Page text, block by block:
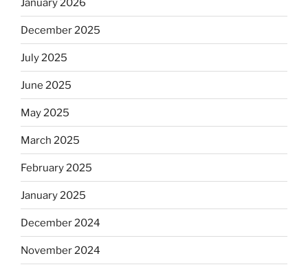
January 2026
December 2025
July 2025
June 2025
May 2025
March 2025
February 2025
January 2025
December 2024
November 2024